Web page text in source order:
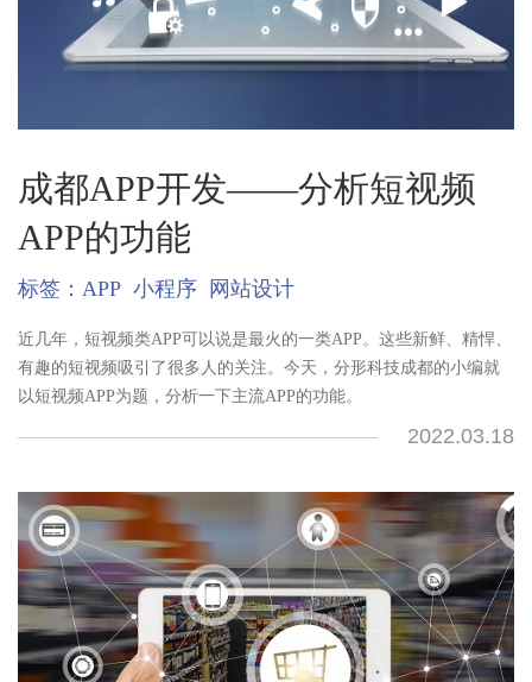
成都APP开发——分析短视频
APP的功能
标签： APP 小程序 网站设计
近几年，短视频类APP可以说是最火的一类APP。这些新鲜、精悍、
有趣的短视频吸引了很多人的关注。今天，分形科技成都的小编就
以短视频APP为题，分析一下主流APP的功能。
2022.03.18